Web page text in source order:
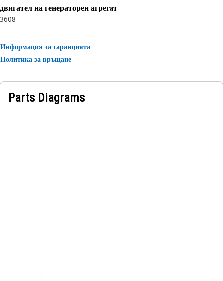
двигател на генераторен агрегат
3608
Информация за гаранцията
Политика за връщане
Parts Diagrams